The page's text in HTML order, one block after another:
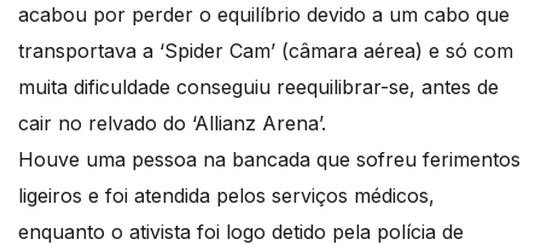
acabou por perder o equilíbrio devido a um cabo que
transportava a ‘Spider Cam’ (câmara aérea) e só com
muita dificuldade conseguiu reequilibrar-se, antes de
cair no relvado do ‘Allianz Arena’.
Houve uma pessoa na bancada que sofreu ferimentos
ligeiros e foi atendida pelos serviços médicos,
enquanto o ativista foi logo detido pela polícia de